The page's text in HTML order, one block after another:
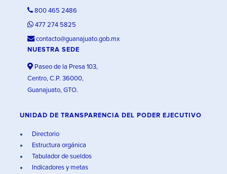
800 465 2486
477 274 5825
contacto@guanajuato.gob.mx
NUESTRA SEDE
Paseo de la Presa 103,
Centro, C.P. 36000,
Guanajuato, GTO.
UNIDAD DE TRANSPARENCIA DEL PODER EJECUTIVO
Directorio
Estructura orgánica
Tabulador de sueldos
Indicadores y metas